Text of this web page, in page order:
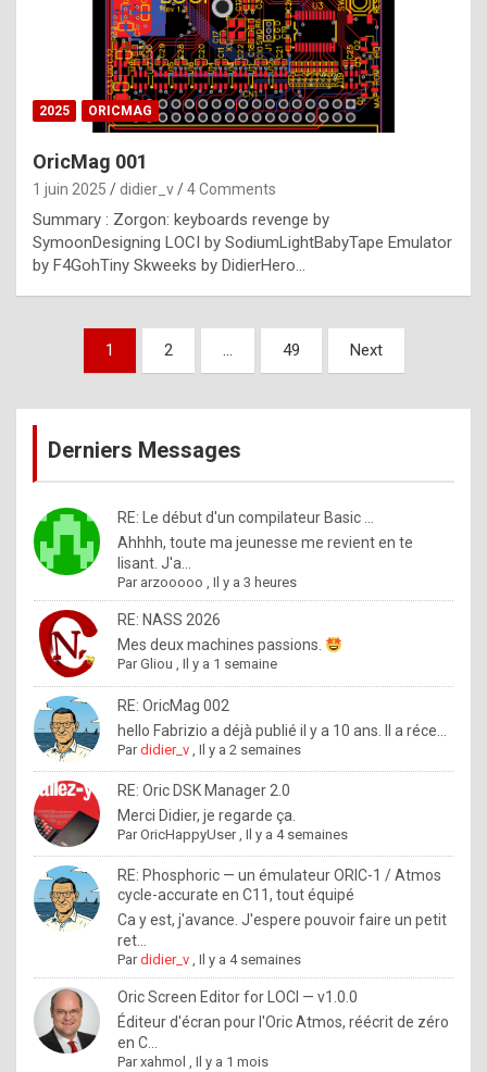
p
h
o
n
y
l
e
x
a
%
m
a
d
b
y
o
l
e
x
.
I
f
y
o
u
w
2025 ORICMAG
OricMag 001
1 juin 2025 didier_v 4 Comments
Summary : Zorgon: keyboards revenge by
SymoonDesigning LOCI by SodiumLightBabyTape Emulator
by F4GohTiny Skweeks by DidierHero…
Pagination
publications
1 2 … 49 Next
Derniers Messages
RE: Le début d'un compilateur Basic ...
Ahhhh, toute ma jeunesse me revient en te
lisant. J'a...
Par arzooooo ,Il y a 3 heures
RE: NASS 2026
Mes deux machines passions.
ParGliou ,Il y a 1 semaine
RE: OricMag 002
hello Fabrizio a déjà publié il y a 10 ans. Il a réce...
Pardidier_v ,Il y a 2 semaines
RE: Oric DSK Manager 2.0
Merci Didier, je regarde ça.
ParOricHappyUser,Il y a 4 semaines
RE: Phosphoric — un émulateur ORIC-1 / Atmos
cycle-accurate en C11, tout équipé
Ca y est, j'avance. J'espere pouvoir faire un petit
ret...
Pardidier_v ,Il y a 4 semaines
Oric Screen Editor for LOCI — v1.0.0
Éditeur d'écran pour l'Oric Atmos, réécrit de zéro
en C...
Parxahmol ,Il y a 1 mois